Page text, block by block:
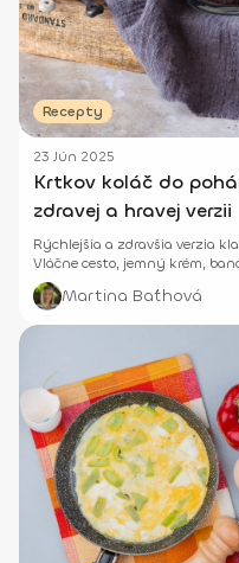
Recepty
23 Jún 2025
Krtkov koláč do
zdravej a hravej verzii
Rýchlejšia a zdravšia verzia
Vláčne cesto, jemný krém,
Martina Baťhová